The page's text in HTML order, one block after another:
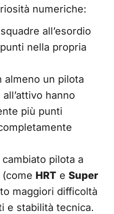
numeriche:
all’esordio
nella propria
almeno un pilota
hanno
più punti
pilota a
HRT e Super
maggiori difficoltà
e stabilità tecnica.